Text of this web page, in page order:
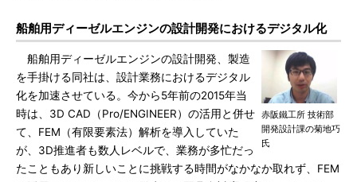
船舶用ディーゼルエンジンの設計開発におけるデジタル化
赤阪鐵工所 技術部
開発設計課の菊地巧
氏
船舶用ディーゼルエンジンの設計開発、製造
を手掛ける同社は、設計業務におけるデジタル
化を加速させている。今から5年前の2015年当
時は、3D CAD（Pro/ENGINEER）の活用と併せ
て、FEM（有限要素法）解析を導入していた
が、3D推進者も数人レベルで、業務が多忙だっ
たこともあり新しいことに挑戦する時間がなかなか取れず、FEM